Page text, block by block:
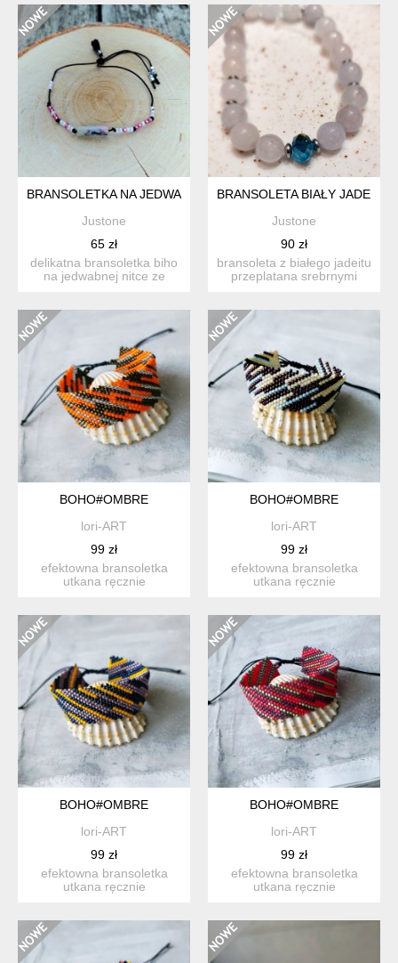
BRANSOLETKA NA JEDWABNYM SZNURECZKU
Justone
65 zł
delikatna bransoletka biho
na jedwabnej nitce ze
BRANSOLETA BIAŁY JADEIT Z
Justone
90 zł
bransoleta z białego jadeitu
przeplatana srebrnymi
BOHO#OMBRE
lori-ART
99 zł
efektowna bransoletka
utkana ręcznie
BOHO#OMBRE
lori-ART
99 zł
efektowna bransoletka
utkana ręcznie
BOHO#OMBRE
lori-ART
99 zł
efektowna bransoletka
utkana ręcznie
BOHO#OMBRE
lori-ART
99 zł
efektowna bransoletka
utkana ręcznie